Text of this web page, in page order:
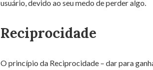
usuário, devido ao seu medo de perder algo.
Reciprocidade
O princípio da Reciprocidade – dar para